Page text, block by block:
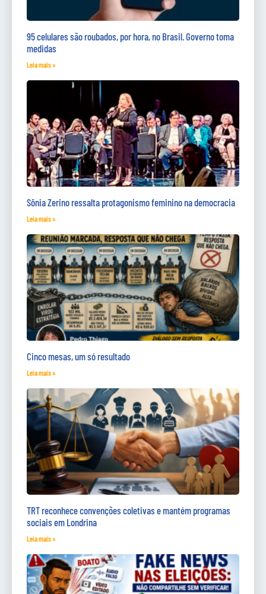
95 celulares são roubados, por hora, no Brasil. Governo toma
medidas
Leia mais »
Sônia Zerino ressalta protagonismo feminino na democracia
Leia mais »
Cinco mesas, um só resultado
Leia mais »
TRT reconhece convenções coletivas e mantém programas
sociais em Londrina
Leia mais »